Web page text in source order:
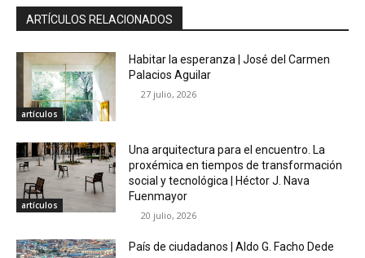
ARTÍCULOS RELACIONADOS
artículos
Habitar la esperanza | José del Carmen
Palacios Aguilar
27 julio, 2026
artículos
Una arquitectura para el encuentro. La
proxémica en tiempos de transformación
social y tecnológica | Héctor J. Nava
Fuenmayor
20 julio, 2026
País de ciudadanos | Aldo G. Facho Dede